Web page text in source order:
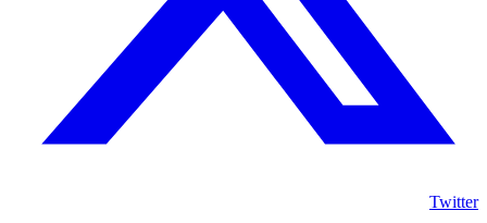
Twitter